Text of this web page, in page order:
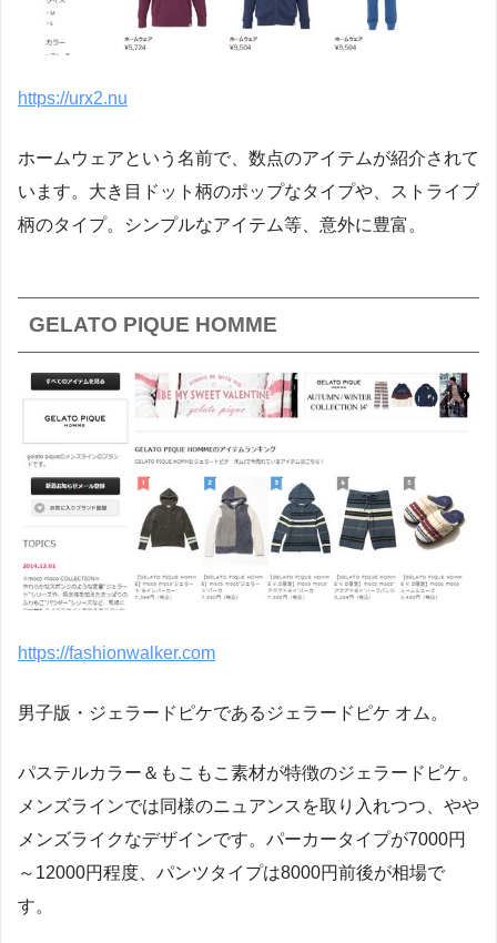
https://urx2.nu
ホームウェアという名前で、数点のアイテムが紹介されて
います。大き目ドット柄のポップなタイプや、ストライブ
柄のタイプ。シンプルなアイテム等、意外に豊富。
GELATO PIQUE HOMME
https://fashionwalker.com
男子版・ジェラードピケであるジェラードピケ オム。
パステルカラー＆もこもこ素材が特徴のジェラードピケ。
メンズラインでは同様のニュアンスを取り入れつつ、やや
メンズライクなデザインです。パーカータイプが7000円
～12000円程度、パンツタイプは8000円前後が相場で
す。